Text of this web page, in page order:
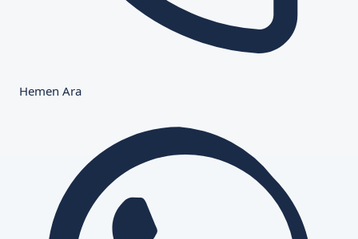
Hemen Ara